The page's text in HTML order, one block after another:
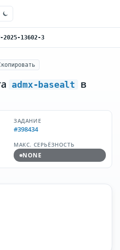
2025-13602-3
admx-basealt
в
ЗАДАНИЕ
#398434
МАКС. СЕРЬЁЗНОСТЬ
NONE